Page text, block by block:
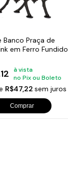
Banco Praça de
em Ferro Fundido
à vista
no Pix ou Boleto
R$47,22sem juros
Comprar